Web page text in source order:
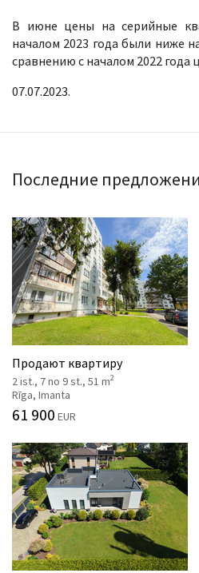
В июне цены на серийные
началом 2023 года были ниже
сравнению с началом 2022 года
07.07.2023.
Последние
Продают квартиру
2 ist., 7 no 9 st., 51 m2
Rīga, Imanta
61 900 EUR